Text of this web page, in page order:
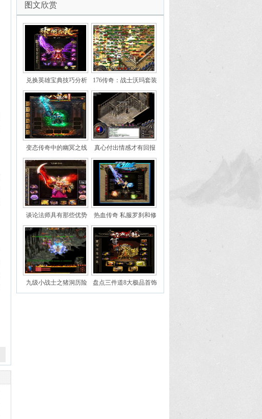
图文欣赏
兑换英雄宝典技巧分析
176传奇：战士沃玛套装
中的手镯是什么最合适的
手镯已经绝版了
变态传奇中的幽冥之线
——千年蛛丝
真心付出情感才有回报
谈论法师具有那些优势
热血传奇 私服罗刹和修
罗原是一对双胞胎兄弟偶
遇神魔之战改变命运
九级小战士之猪洞历险
盘点三件道8大极品首饰
分别代表赤月祖玛沃玛